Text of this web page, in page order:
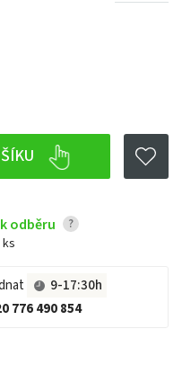
odběru ?
ks
9-17:30h
776 490 854